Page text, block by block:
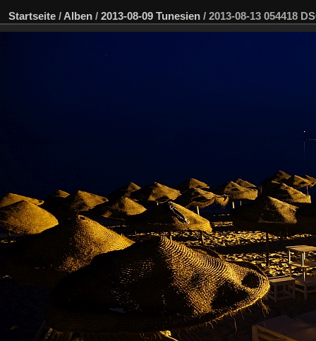
Startseite / Alben / 2013-08-09 Tunesien / 2013-08-13 054418